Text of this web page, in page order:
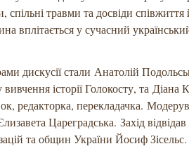
спільні травми та досвіди
вплітається у сучасний
дискусії стали Анатолій
вивчення історії Голокосту, та
редакторка, перекладачка.
Цареградська. Захід
та общин України Йосиф Зісельс.